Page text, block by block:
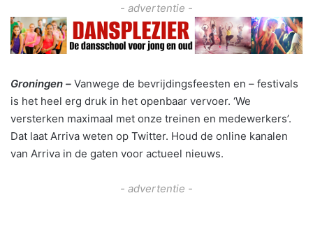
- advertentie -
Groningen – Vanwege de bevrijdingsfeesten en – festivals
is het heel erg druk in het openbaar vervoer. ‘We
versterken maximaal met onze treinen en medewerkers’.
Dat laat Arriva weten op Twitter. Houd de online kanalen
van Arriva in de gaten voor actueel nieuws.
- advertentie -